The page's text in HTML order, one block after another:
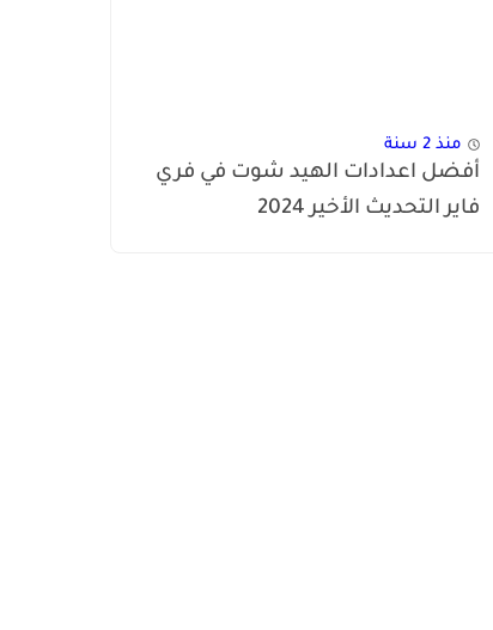
منذ 2 سنة
أفضل اعدادات الهيد شوت في فري
فاير التحديث الأخير 2024